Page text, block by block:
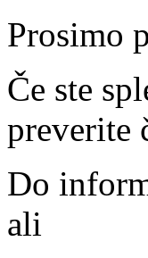
Prosimo
Če ste
preverite
Do
ali